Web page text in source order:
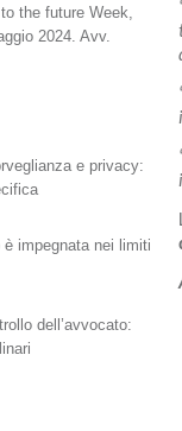
the future Week,
2024. Avv.
e privacy:
è impegnata nei limiti
dell’avvocato: